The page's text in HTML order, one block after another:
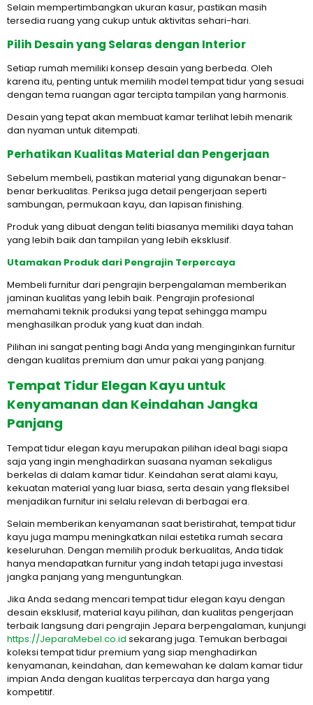
Selain mempertimbangkan ukuran kasur, pastikan masih
tersedia ruang yang cukup untuk aktivitas sehari-hari.
Pilih Desain yang Selaras dengan Interior
Setiap rumah memiliki konsep desain yang berbeda. Oleh
karena itu, penting untuk memilih model tempat tidur yang sesuai
dengan tema ruangan agar tercipta tampilan yang harmonis.
Desain yang tepat akan membuat kamar terlihat lebih menarik
dan nyaman untuk ditempati.
Perhatikan Kualitas Material dan Pengerjaan
Sebelum membeli, pastikan material yang digunakan benar-
benar berkualitas. Periksa juga detail pengerjaan seperti
sambungan, permukaan kayu, dan lapisan finishing.
Produk yang dibuat dengan teliti biasanya memiliki daya tahan
yang lebih baik dan tampilan yang lebih eksklusif.
Utamakan Produk dari Pengrajin Terpercaya
Membeli furnitur dari pengrajin berpengalaman memberikan
jaminan kualitas yang lebih baik. Pengrajin profesional
memahami teknik produksi yang tepat sehingga mampu
menghasilkan produk yang kuat dan indah.
Pilihan ini sangat penting bagi Anda yang menginginkan furnitur
dengan kualitas premium dan umur pakai yang panjang.
Tempat Tidur Elegan Kayu untuk
Kenyamanan dan Keindahan Jangka
Panjang
Tempat tidur elegan kayu merupakan pilihan ideal bagi siapa
saja yang ingin menghadirkan suasana nyaman sekaligus
berkelas di dalam kamar tidur. Keindahan serat alami kayu,
kekuatan material yang luar biasa, serta desain yang fleksibel
menjadikan furnitur ini selalu relevan di berbagai era.
Selain memberikan kenyamanan saat beristirahat, tempat tidur
kayu juga mampu meningkatkan nilai estetika rumah secara
keseluruhan. Dengan memilih produk berkualitas, Anda tidak
hanya mendapatkan furnitur yang indah tetapi juga investasi
jangka panjang yang menguntungkan.
Jika Anda sedang mencari tempat tidur elegan kayu dengan
desain eksklusif, material kayu pilihan, dan kualitas pengerjaan
terbaik langsung dari pengrajin Jepara berpengalaman, kunjungi
https://JeparaMebel.co.id sekarang juga. Temukan berbagai
koleksi tempat tidur premium yang siap menghadirkan
kenyamanan, keindahan, dan kemewahan ke dalam kamar tidur
impian Anda dengan kualitas terpercaya dan harga yang
kompetitif.